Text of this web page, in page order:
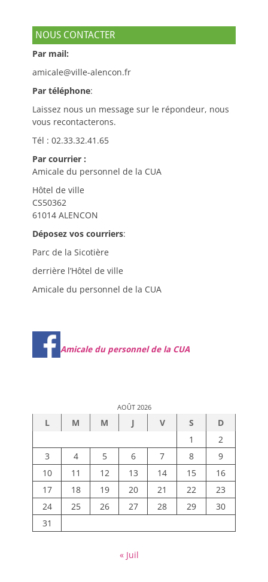
NOUS CONTACTER
Par mail:
amicale@ville-alencon.fr
Par téléphone:
Laissez nous un message sur le répondeur, nous
vous recontacterons.
Tél : 02.33.32.41.65
Par courrier :
Amicale du personnel de la CUA
Hôtel de ville
CS50362
61014 ALENCON
Déposez vos courriers:
Parc de la Sicotière
derrière l’Hôtel de ville
Amicale du personnel de la CUA
Amicale du personnel de la CUA
AOÛT 2026
L M M J V S
D
1
2
3
4 5 6 7 8
9
10
11 12 13 14 15
16
17
18 19 20 21 22
23
24
25 26 27 28 29
30
31
« Juil